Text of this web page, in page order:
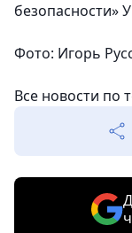
безопасности»
Фото: Игорь
Все новости по